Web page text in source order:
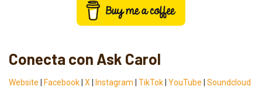
Conecta con Ask Carol
Website Facebook X Instagram TikTok YouTube Soundcloud